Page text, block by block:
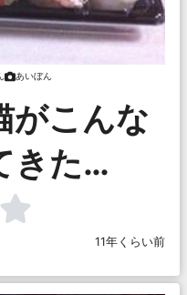
あいぼん
がこんな
きた…
11年くらい前